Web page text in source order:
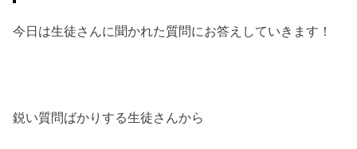
今日は生徒さんに聞かれた質問にお答えしていきます！
鋭い質問ばかりする生徒さんから